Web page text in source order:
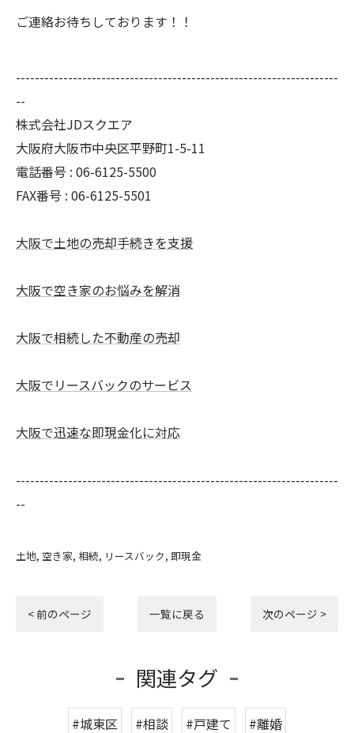
ご連絡お待ちしております！！
--------------------------------------------------------------------
--
株式会社JDスクエア
大阪府大阪市中央区平野町1-5-11
電話番号 : 06-6125-5500
FAX番号 : 06-6125-5501
大阪で土地の売却手続きを支援
大阪で空き家のお悩みを解消
大阪で相続した不動産の売却
大阪でリースバックのサービス
大阪で迅速な即現金化に対応
--------------------------------------------------------------------
--
土地 空き家 相続 リースバック 即現金
< 前のページ 一覧に戻る 次のページ >
関連タグ
#城東区 #相談 #戸建て #離婚